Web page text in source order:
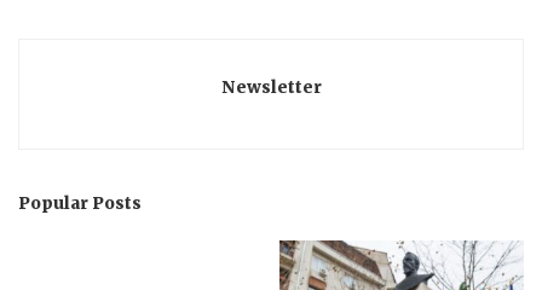
Newsletter
Popular Posts